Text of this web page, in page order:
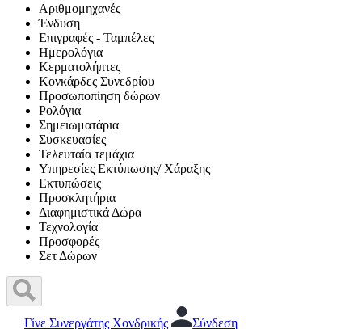
Αριθμομηχανές
Ένδυση
Επιγραφές - Ταμπέλες
Ημερολόγια
Κερματολήπτες
Κονκάρδες Συνεδρίου
Προσωποπίηση δώρων
Ρολόγια
Σημειωματάρια
Συσκευασίες
Τελευταία τεμάχια
Υπηρεσίες Εκτύπωσης/ Χάραξης
Εκτυπώσεις
Προσκλητήρια
Διαφημιστικά Δώρα
Τεχνολογία
Προσφορές
Σετ Δώρων
Γίνε Συνεργάτης Χονδρικής Σύνδεση